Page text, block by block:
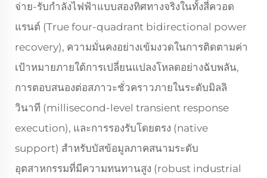
จ่าย-รับกำลังไฟฟ้าแบบสองทิศทางจริงในทั้งสี่ควอด
แรนต์ (True four-quadrant bidirectional power
recovery), ความมั่นคงอย่างเข้มงวดในการติดตามค่า
เป้าหมายภายใต้การเปลี่ยนแปลงโหลดอย่างฉับพลัน,
การตอบสนองต่อสภาวะชั่วคราวภายในระดับมิลลิ
วินาที (millisecond-level transient response
execution), และการรองรับโดยตรง (native
support) สำหรับบัสข้อมูลภาคสนามระดับ
อุตสาหกรรมที่มีความทนทานสูง (robust industrial